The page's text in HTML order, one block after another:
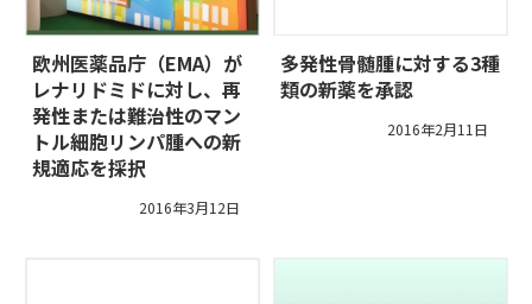
欧州医薬品庁（EMA）が
レナリドミドに対し、再
発性または難治性のマン
トル細胞リンパ腫への新
規適応を採択
2016年3月12日
多発性骨髄腫に対する3種
類の新薬を承認
2016年2月11日